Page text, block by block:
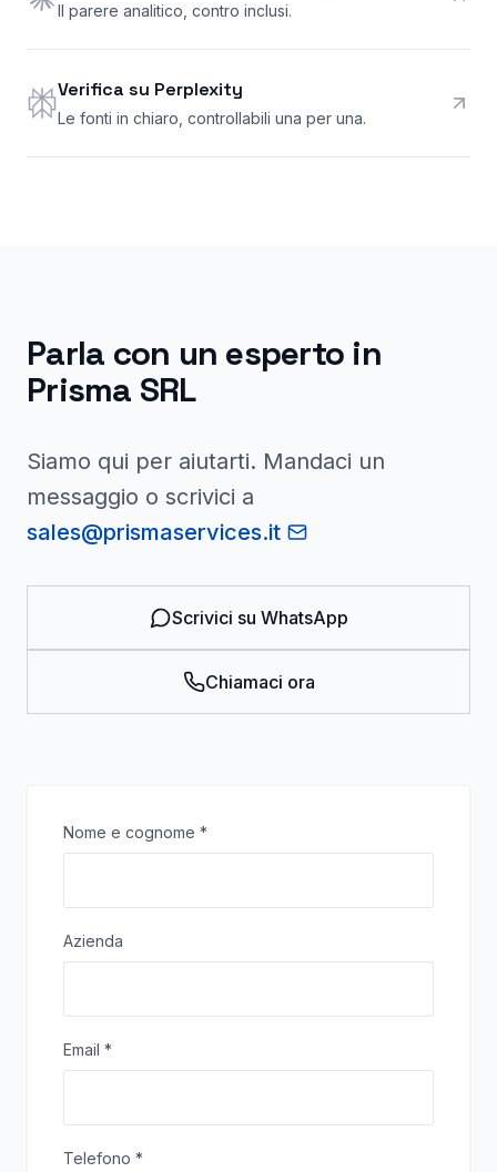
Il parere analitico, contro inclusi.
Verifica su Perplexity
Le fonti in chiaro, controllabili una per una.
Parla con un esperto in
Prisma SRL
Siamo qui per aiutarti. Mandaci un
messaggio o scrivici a
sales@prismaservices.it
Scrivici su WhatsApp
Chiamaci ora
Nome e cognome *
Azienda
Email *
Telefono *